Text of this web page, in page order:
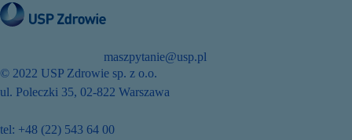
maszpytanie@usp.pl
© 2022 USP Zdrowie sp. z o.o.
ul. Poleczki 35, 02-822 Warszawa
tel: +48 (22) 543 64 00